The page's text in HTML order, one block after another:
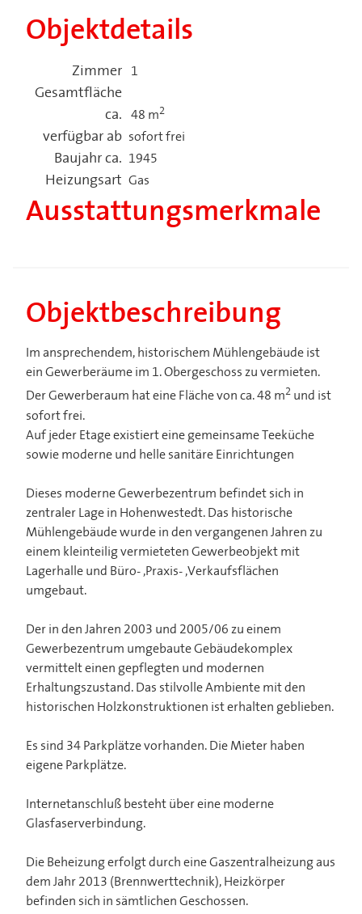
Objektdetails
Zimmer 1
Gesamtfläche
ca.
48 m2
verfügbar ab sofort frei
Baujahr ca. 1945
Heizungsart Gas
Ausstattungsmerkmale
Objektbeschreibung
Im ansprechendem, historischem Mühlengebäude ist
ein Gewerberäume im 1. Obergeschoss zu vermieten.
Der Gewerberaum hat eine Fläche von ca. 48 m2 und ist
sofort frei.
Auf jeder Etage existiert eine gemeinsame Teeküche
sowie moderne und helle sanitäre Einrichtungen
Dieses moderne Gewerbezentrum befindet sich in
zentraler Lage in Hohenwestedt. Das historische
Mühlengebäude wurde in den vergangenen Jahren zu
einem kleinteilig vermieteten Gewerbeobjekt mit
Lagerhalle und Büro- ,Praxis- ,Verkaufsflächen
umgebaut.
Der in den Jahren 2003 und 2005/06 zu einem
Gewerbezentrum umgebaute Gebäudekomplex
vermittelt einen gepflegten und modernen
Erhaltungszustand. Das stilvolle Ambiente mit den
historischen Holzkonstruktionen ist erhalten geblieben.
Es sind 34 Parkplätze vorhanden. Die Mieter haben
eigene Parkplätze.
Internetanschluß besteht über eine moderne
Glasfaserverbindung.
Die Beheizung erfolgt durch eine Gaszentralheizung aus
dem Jahr 2013 (Brennwerttechnik), Heizkörper
befinden sich in sämtlichen Geschossen.